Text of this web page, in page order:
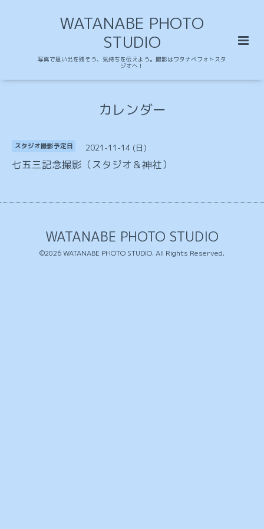
WATANABE PHOTO
STUDIO
写真で思い出を残そう、気持ちを伝えよう。撮影はワタナベフォトスタ
ジオへ！
カレンダー
スタジオ撮影予定日 2021-11-14 (日)
七五三記念撮影（スタジオ＆神社）
WATANABE PHOTO STUDIO
©2026WATANABE PHOTO STUDIO. All Rights Reserved.